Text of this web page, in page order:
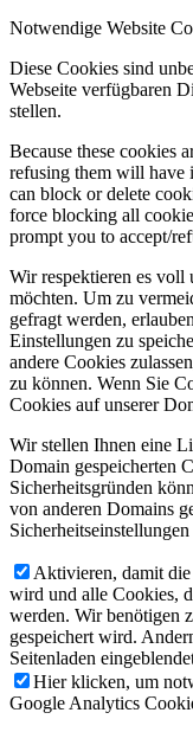
Notwendige Website
Diese Cookies sind
Webseite verfügbaren
stellen.
Because these cookies
refusing them will have
can block or delete
force blocking all
prompt you to accept/
Wir respektieren es voll
möchten. Um zu
gefragt werden,
Einstellungen zu
andere Cookies
zu können. Wenn Sie
Cookies auf unserer
Wir stellen Ihnen eine
Domain gespeicherten
Sicherheitsgründen
von anderen Domains
Aktivieren, damit die
wird und alle Cookies,
werden. Wir benötigen
gespeichert wird.
Seitenladen
Hier klicken, um
Google Analytics